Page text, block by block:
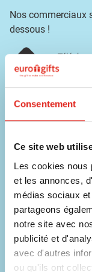
Consentement
Ce site web
Les cookies nous
et les annonces,
médias sociaux
partageons
notre site avec
publicité et
avec d'autres
ou qu'ils ont
Nos commerciaux
dessous !
056 31
FAQ
Voir
Ne manquez
Inscrivez-vous à